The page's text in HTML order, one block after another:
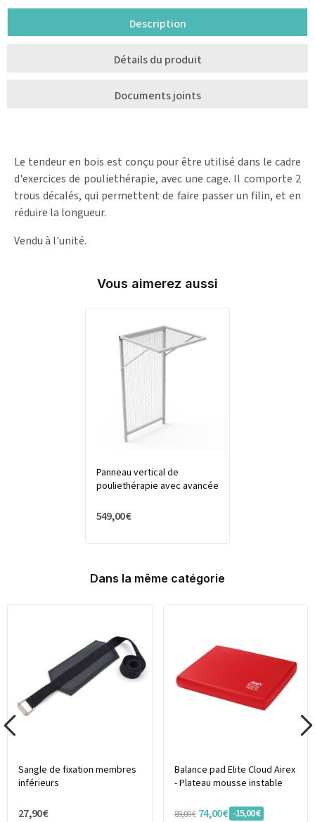
Description
Détails du produit
Documents joints
Le tendeur en bois est conçu pour être utilisé dans le cadre
d'exercices de pouliethérapie, avec une cage. Il comporte 2
trous décalés, qui permettent de faire passer un filin, et en
réduire la longueur.
Vendu à l'unité.
Vous aimerez aussi
Panneau vertical de
pouliethérapie avec avancée
549,00 €
Dans la même catégorie
Sangle de fixation membres
inférieurs
27,90 €
Balance pad Elite Cloud Airex
- Plateau mousse instable
89,00 € 74,00 € -15,00 €